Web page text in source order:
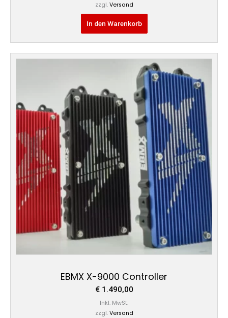
zzgl. Versand
In den Warenkorb
EBMX X-9000 Controller
€1.490,00
Inkl. MwSt.
zzgl. Versand